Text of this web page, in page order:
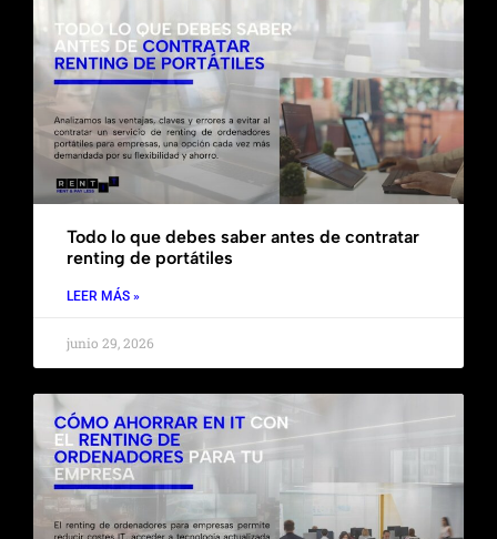
Todo lo que debes saber antes de contratar
renting de portátiles
LEER MÁS »
junio 29, 2026